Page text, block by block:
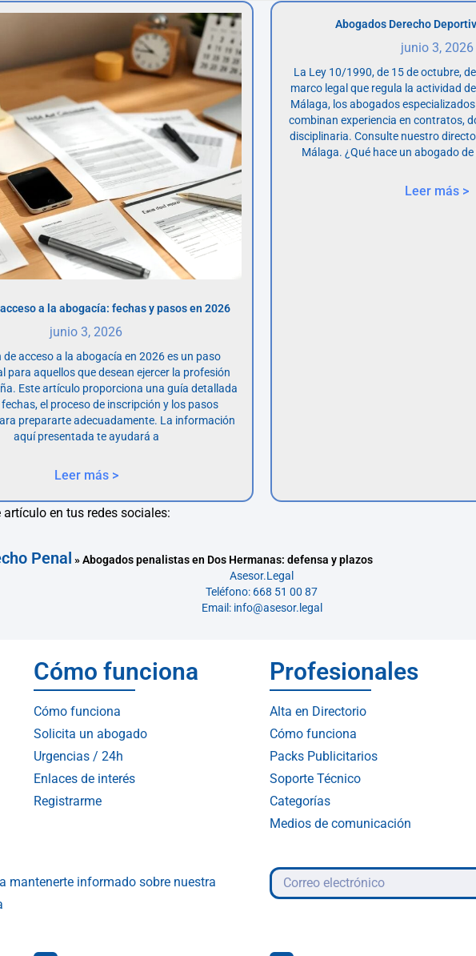
a la abogacía: fechas y pasos en 2026
junio 3, 2026
de acceso a la abogacía en 2026 es un paso
para aquellos que desean ejercer la profesión
Este artículo proporciona una guía detallada
el proceso de inscripción y los pasos
prepararte adecuadamente. La información
aquí presentada te ayudará a
Leer más >
Abogados Derecho
junio 3, 2026
La Ley 10/1990, de 15 de octubre,
marco legal que regula la actividad
Málaga, los abogados
combinan experiencia en contratos,
disciplinaria. Consulte nuestro
Málaga. ¿Qué hace un abogado
Leer más >
artículo en tus redes sociales:
Penal »Abogados penalistas en Dos Hermanas: defensa y plazos
Asesor.Legal
Teléfono: 668 51 00 87
Email: info@asesor.legal
Cómo funciona
Cómo funciona
Solicita un abogado
Urgencias / 24h
Enlaces de interés
Registrarme
Profesionales
Alta en Directorio
Cómo funciona
Packs Publicitarios
Soporte Técnico
Categorías
Medios de comunicación
mantenerte informado sobre nuestra